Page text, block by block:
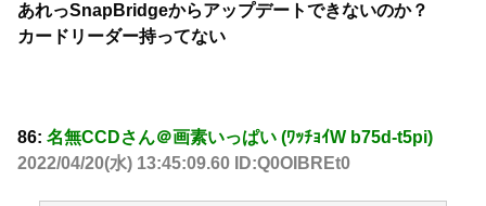
あれっSnapBridgeからアップデートできないのか？
カードリーダー持ってない
86: 名無CCDさん＠画素いっぱい (ﾜｯﾁｮｲW b75d-t5pi)
2022/04/20(水) 13:45:09.60 ID:Q0OIBREt0